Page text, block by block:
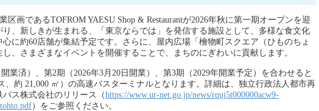
区画であるTOFROM YAESU Shop & Restaurantが2026年秋に第一期オープンを迎
り、新しきが生まれる、「東京ならでは」を発信する施設として、多様な食文化
に約60店舗が集結予定です。さらに、屋内広場「檜物町スクエア（ひものちょ
、さまざまなイベントを開催することで、まちのにぎわいに貢献します。
業済）、第2期（2026年3月20日開業）、第3期（2029年開業予定）を合わせると
、約 21,000 ㎡）の高速バスターミナルとなります。詳細は、独立行政法人都市再
ス株式会社のリリース（https://www.ur-net.go.jp/news/rquj5t000000acw9-
）をご参照ください。